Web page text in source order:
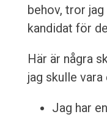
behov, tror
kandidat för
Här är några
jag skulle
Jag har